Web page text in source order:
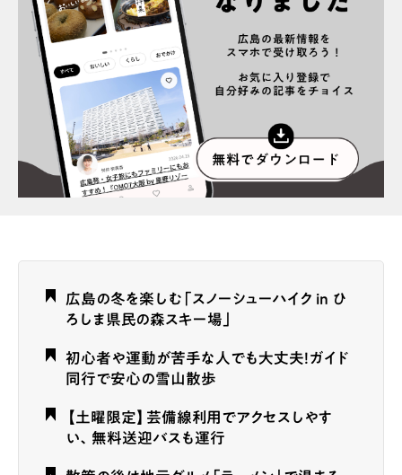
プライバシーポリシー インフォマティブデータポリシー
お問合せ 利用規約
広島の冬を楽しむ「スノーシューハイク in ひ
ろしま県民の森スキー場」
初心者や運動が苦手な人でも大丈夫！ガイド
同行で安心の雪山散歩
【土曜限定】芸備線利用でアクセスしやす
い、無料送迎バスも運行